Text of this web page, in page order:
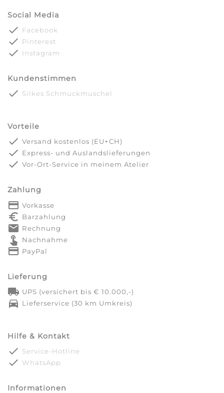
Social Media
done Facebook
done Pinterest
done Instagram
Kundenstimmen
done Silkes Schmuckmuschel
Vorteile
done Versand kostenlos (EU+CH)
done Express- und Auslandslieferungen
done Vor-Ort-Service in meinem Atelier
Zahlung
payment Vorkasse
euro_symbol Barzahlung
markunread Rechnung
touch_app Nachnahme
credit_card PayPal
Lieferung
local_shipping UPS (versichert bis € 10.000,-)
directions_car Lieferservice (30 km Umkreis)
Hilfe & Kontakt
done Service-Hotline
done WhatsApp
Informationen